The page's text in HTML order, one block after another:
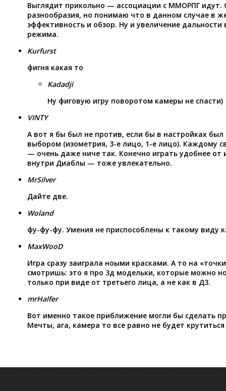
Выглядит прикольно — ассоциации с ММОРПГ идут.
разнообразия, но понимаю что в данном случае в
эффективность и обзор. Ну и увеличение
режима.
Kurfurst
фигня какая то
Kadadji
Ну фиговую игру поворотом камеры не спасти)
VINTY
А вот я бы был не против, если бы в настройках был
выбором (изометрия, 3-е лицо, 1-е лицо). Каждому
— очень даже ниче так. Конечно играть удобнее от
внутри Диаблы — тоже увлекательно.
MrSilver
Дайте две.
Woland
фу-фу-фу. Умения не приспособлены к такому виду
MaxWooD
Игра сразу заиграла ноыми красками. А то на
смотришь: это я про 3д модельки, которые можно
только при виде от третьего лица, а не как в Д3.
mrHalfer
Вот именно такое приближение могли бы сделать
Мечты, ага, камера то все равно не будет крутиться